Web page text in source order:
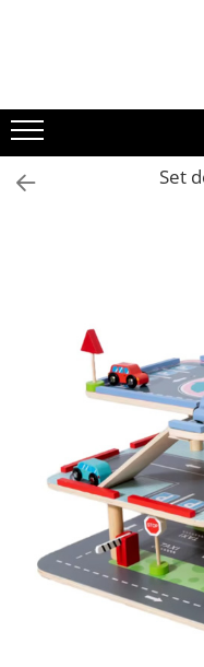
1-2 ani
3-4 ani
5-7 ani
Set